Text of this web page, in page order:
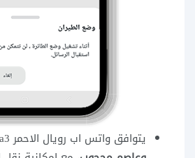
يتوافق واتس اب رويال الاحمر wa3 مع